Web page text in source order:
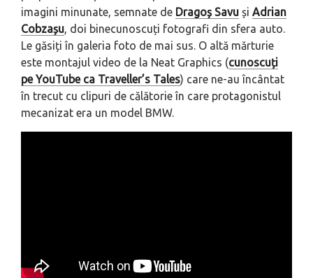
imagini minunate, semnate de Dragoș Savu și Adrian
Cobzașu, doi binecunoscuți fotografi din sfera auto.
Le găsiți în galeria foto de mai sus. O altă mărturie
este montajul video de la Neat Graphics (cunoscuți
pe YouTube ca Traveller’s Tales) care ne-au încântat
în trecut cu clipuri de călătorie în care protagonistul
mecanizat era un model BMW.